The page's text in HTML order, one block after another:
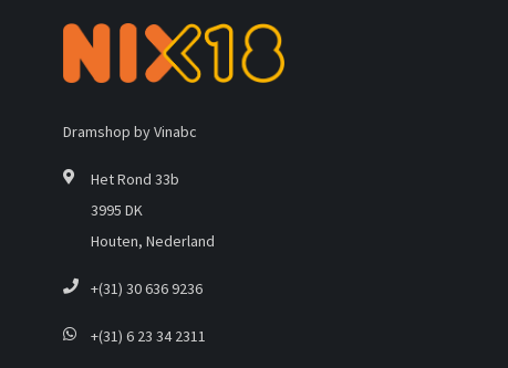
Dramshop by Vinabc
Het Rond 33b
3995 DK
Houten, Nederland
+(31) 30 636 9236
+(31) 6 23 34 2311